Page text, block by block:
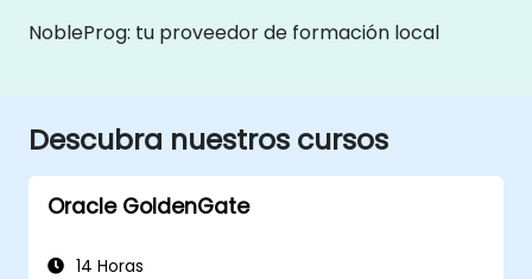
NobleProg: tu proveedor de formación local
Descubra nuestros cursos
Oracle GoldenGate
14 Horas